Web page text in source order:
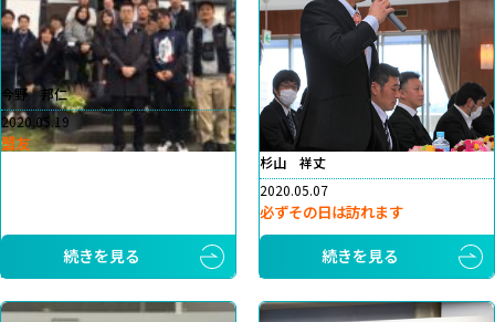
今野 邦仁
2020.05.19
盟友
続きを見る
杉山 祥丈
2020.05.07
必ずその日は訪れます
続きを見る